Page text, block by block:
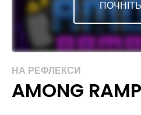
НА РЕФЛЕКСИ
AMONG